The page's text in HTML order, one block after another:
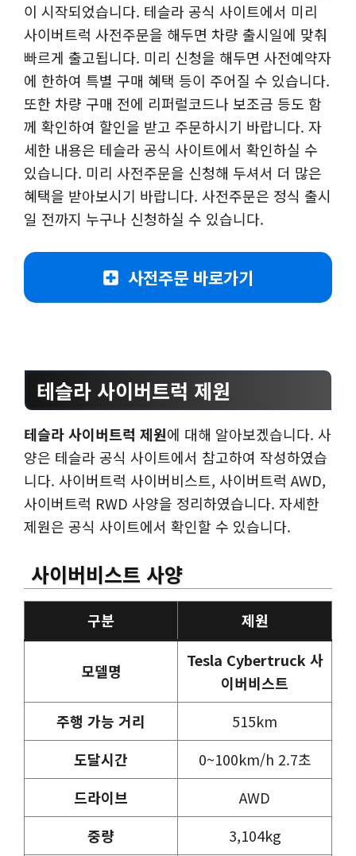
이 시작되었습니다. 테슬라 공식 사이트에서 미리
사이버트럭 사전주문을 해두면 차량 출시일에 맞춰
빠르게 출고됩니다. 미리 신청을 해두면 사전예약자
에 한하여 특별 구매 혜택 등이 주어질 수 있습니다.
또한 차량 구매 전에 리퍼럴코드나 보조금 등도 함
께 확인하여 할인을 받고 주문하시기 바랍니다. 자
세한 내용은 테슬라 공식 사이트에서 확인하실 수
있습니다. 미리 사전주문을 신청해 두셔서 더 많은
혜택을 받아보시기 바랍니다. 사전주문은 정식 출시
일 전까지 누구나 신청하실 수 있습니다.
사전주문 바로가기
테슬라 사이버트럭 제원
테슬라 사이버트럭 제원에 대해 알아보겠습니다. 사
양은 테슬라 공식 사이트에서 참고하여 작성하였습
니다. 사이버트럭 사이버비스트, 사이버트럭 AWD,
사이버트럭 RWD 사양을 정리하였습니다. 자세한
제원은 공식 사이트에서 확인할 수 있습니다.
사이버비스트 사양
구분 제원
모델명
Tesla Cybertruck 사
이버비스트
주행 가능 거리
515km
도달시간
0~100km/h 2.7초
드라이브
AWD
중량
3,104kg